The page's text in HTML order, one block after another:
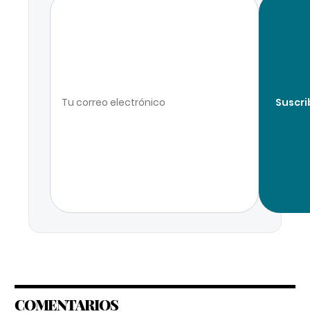
COMENTARIOS